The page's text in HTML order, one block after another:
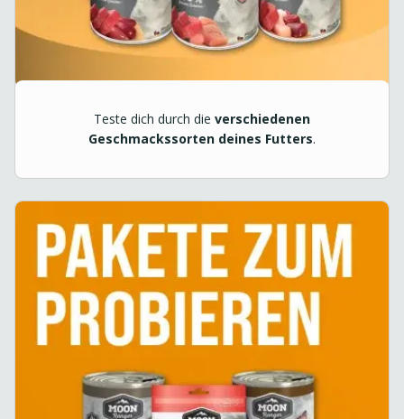
Teste dich durch die verschiedenen
Geschmackssorten deines Futters.